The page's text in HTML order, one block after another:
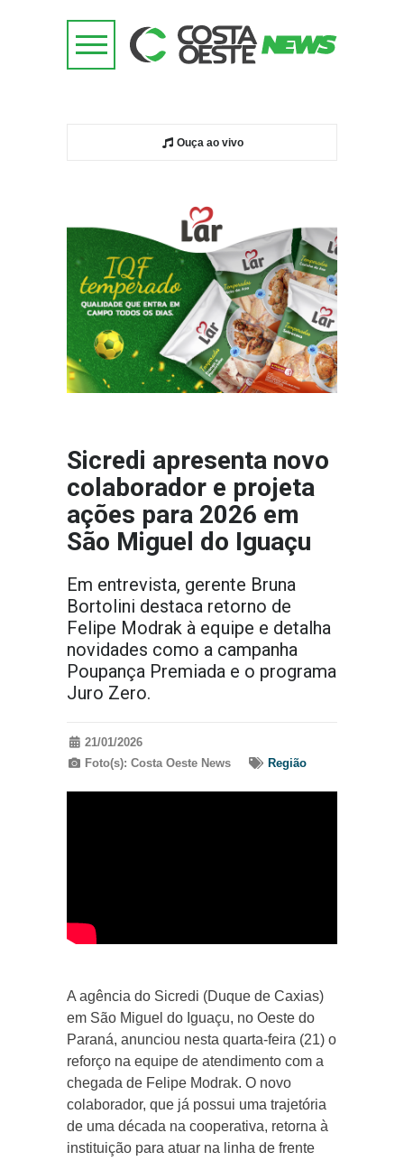
Ouça ao vivo
Sicredi apresenta novo
colaborador e projeta
ações para 2026 em
São Miguel do Iguaçu
Em entrevista, gerente Bruna
Bortolini destaca retorno de
Felipe Modrak à equipe e detalha
novidades como a campanha
Poupança Premiada e o programa
Juro Zero.
21/01/2026
Foto(s): Costa Oeste News
Região
A agência do Sicredi (Duque de Caxias)
em São Miguel do Iguaçu, no Oeste do
Paraná, anunciou nesta quarta-feira (21) o
reforço na equipe de atendimento com a
chegada de Felipe Modrak. O novo
colaborador, que já possui uma trajetória
de uma década na cooperativa, retorna à
instituição para atuar na linha de frente